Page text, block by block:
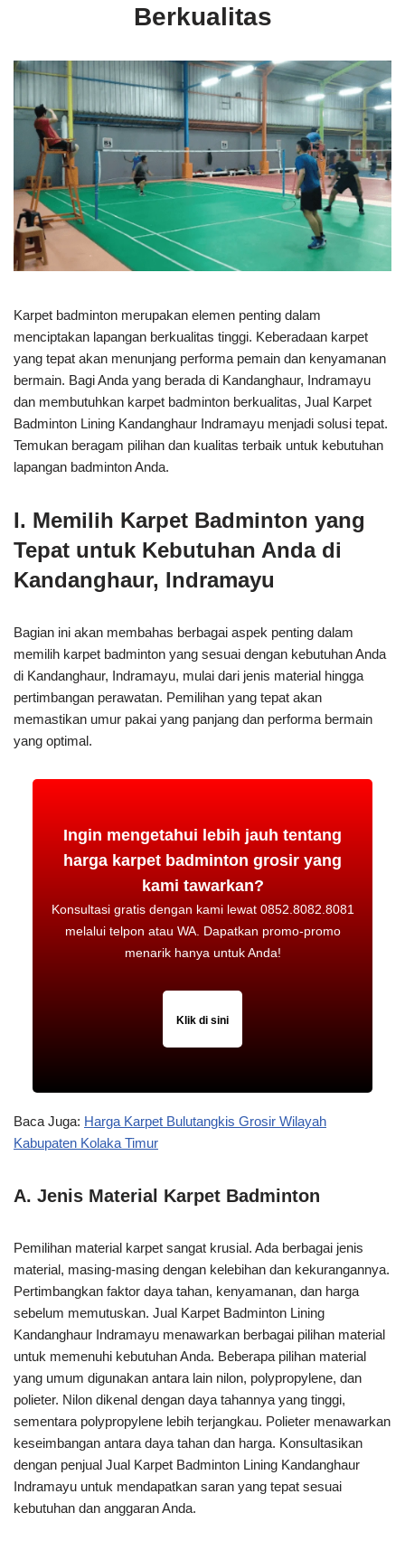
Berkualitas
Karpet badminton merupakan elemen penting dalam
menciptakan lapangan berkualitas tinggi. Keberadaan karpet
yang tepat akan menunjang performa pemain dan kenyamanan
bermain. Bagi Anda yang berada di Kandanghaur, Indramayu
dan membutuhkan karpet badminton berkualitas, Jual Karpet
Badminton Lining Kandanghaur Indramayu menjadi solusi tepat.
Temukan beragam pilihan dan kualitas terbaik untuk kebutuhan
lapangan badminton Anda.
I. Memilih Karpet Badminton yang
Tepat untuk Kebutuhan Anda di
Kandanghaur, Indramayu
Bagian ini akan membahas berbagai aspek penting dalam
memilih karpet badminton yang sesuai dengan kebutuhan Anda
di Kandanghaur, Indramayu, mulai dari jenis material hingga
pertimbangan perawatan. Pemilihan yang tepat akan
memastikan umur pakai yang panjang dan performa bermain
yang optimal.
Ingin mengetahui lebih jauh tentang
harga karpet badminton grosir yang
kami tawarkan?
Konsultasi gratis dengan kami lewat 0852.8082.8081
melalui telpon atau WA. Dapatkan promo-promo
menarik hanya untuk Anda!
Klik di sini
Baca Juga: Harga Karpet Bulutangkis Grosir Wilayah
Kabupaten Kolaka Timur
A. Jenis Material Karpet Badminton
Pemilihan material karpet sangat krusial. Ada berbagai jenis
material, masing-masing dengan kelebihan dan kekurangannya.
Pertimbangkan faktor daya tahan, kenyamanan, dan harga
sebelum memutuskan. Jual Karpet Badminton Lining
Kandanghaur Indramayu menawarkan berbagai pilihan material
untuk memenuhi kebutuhan Anda. Beberapa pilihan material
yang umum digunakan antara lain nilon, polypropylene, dan
polieter. Nilon dikenal dengan daya tahannya yang tinggi,
sementara polypropylene lebih terjangkau. Polieter menawarkan
keseimbangan antara daya tahan dan harga. Konsultasikan
dengan penjual Jual Karpet Badminton Lining Kandanghaur
Indramayu untuk mendapatkan saran yang tepat sesuai
kebutuhan dan anggaran Anda.